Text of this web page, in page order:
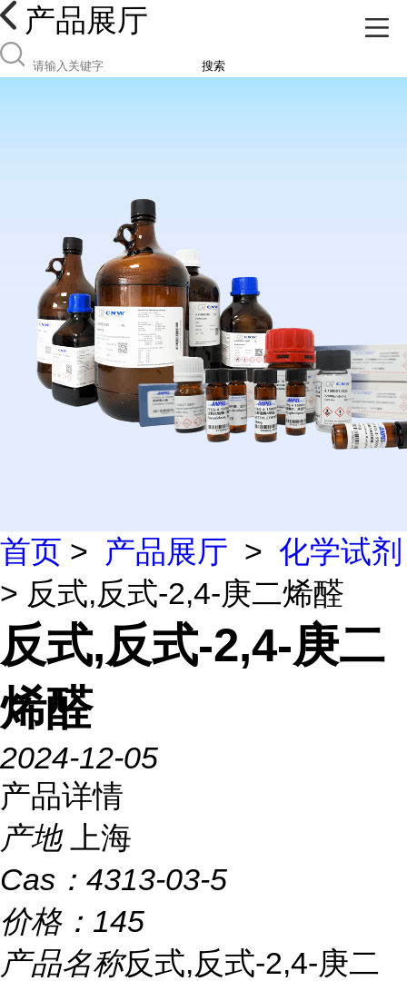
产品展厅
搜索
首页 > 产品展厅 > 化学试剂
> 反式,反式-2,4-庚二烯醛
反式,反式-2,4-庚二
烯醛
2024-12-05
产品详情
产地
上海
Cas： 4313-03-5
价格： 145
产品名称反式,反式-2,4-庚二